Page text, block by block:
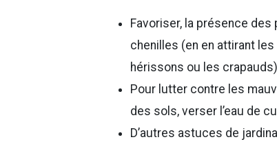
Favoriser, la présence
chenilles (en en attirant
hérissons ou les
Pour lutter contre les
des sols, verser l’eau de
D’autres astuces de